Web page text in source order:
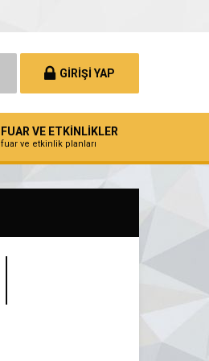
GİRİŞİ YAP
FUAR VE ETKİNLİKLER
fuar ve etkinlik planları